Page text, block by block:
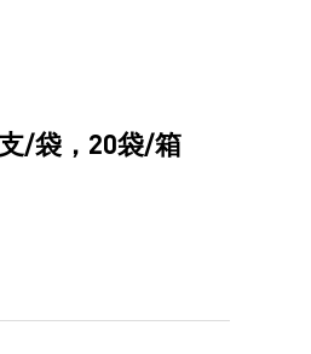
/袋，20袋/箱